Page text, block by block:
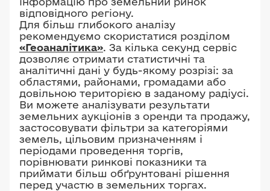
відповідного регіону.
Для більш глибокого аналізу
рекомендуємо скористатися розділом
«Геоаналітика». За кілька секунд сервіс
дозволяє отримати статистичні та
аналітичні дані у будь-якому розрізі: за
областями, районами, громадами або
довільною територією в заданому радіусі.
Ви можете аналізувати результати
земельних аукціонів з оренди та продажу,
застосовувати фільтри за категоріями
земель, цільовим призначенням і
періодами проведення торгів,
порівнювати ринкові показники та
приймати більш обґрунтовані рішення
перед участю в земельних торгах.